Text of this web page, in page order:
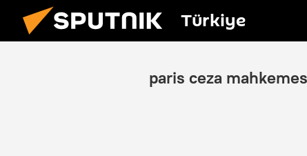
Türkiye
paris ceza